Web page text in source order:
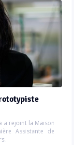
a rejoint la Maison
Assistante de